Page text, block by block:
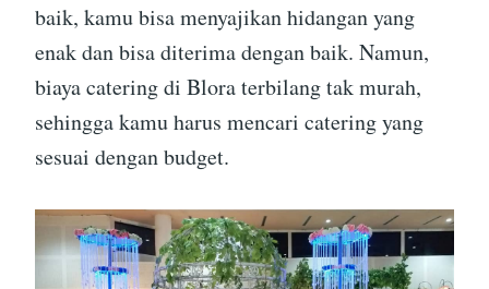
baik, kamu bisa menyajikan hidangan yang
enak dan bisa diterima dengan baik. Namun,
biaya catering di Blora terbilang tak murah,
sehingga kamu harus mencari catering yang
sesuai dengan budget.